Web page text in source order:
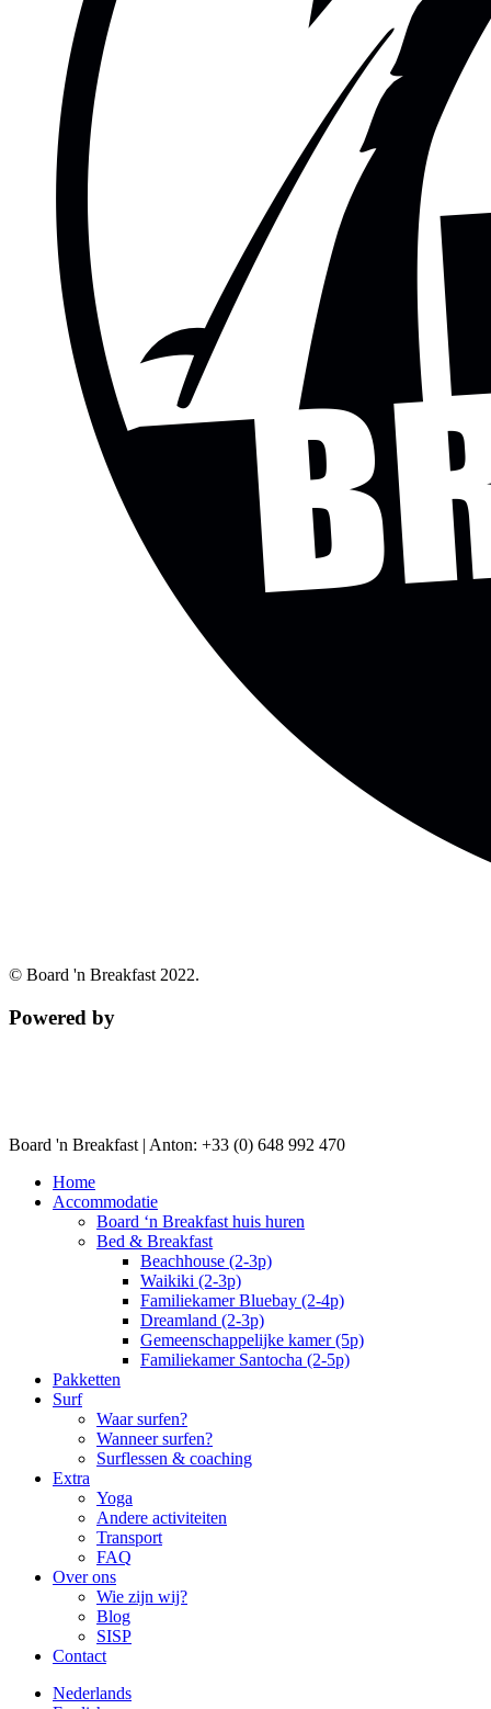
© Board 'n Breakfast 2022.
Powered by
Board 'n Breakfast | Anton: +33 (0) 648 992 470
Home
Accommodatie
Board ‘n Breakfast huis huren
Bed & Breakfast
Beachhouse (2-3p)
Waikiki (2-3p)
Familiekamer Bluebay (2-4p)
Dreamland (2-3p)
Gemeenschappelijke kamer (5p)
Familiekamer Santocha (2-5p)
Pakketten
Surf
Waar surfen?
Wanneer surfen?
Surflessen & coaching
Extra
Yoga
Andere activiteiten
Transport
FAQ
Over ons
Wie zijn wij?
Blog
SISP
Contact
Nederlands